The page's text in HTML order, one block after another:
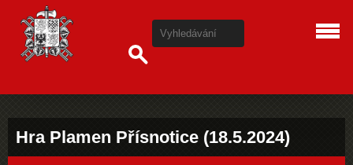
Hra Plamen Přísnotice (18.5.2024)